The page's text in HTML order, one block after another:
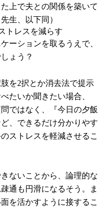
上で夫との関係を築いて
生、以下同）
トレスを減らす
ーションを取るうえで、
ょう？
を2択とか消去法で提示
たいか聞きたい場合、
ではなく、『今日の夕飯
、できるだけ分かりやす
ストレスを軽減させるこ
ないことから、論理的な
通も円滑になるそう。ま
を活かすように接するこ